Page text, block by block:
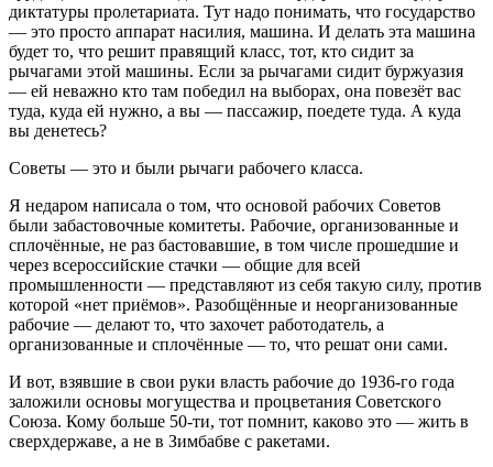
диктатуры пролетариата. Тут надо понимать, что государство
— это просто аппарат насилия, машина. И делать эта машина
будет то, что решит правящий класс, тот, кто сидит за
рычагами этой машины. Если за рычагами сидит буржуазия
— ей неважно кто там победил на выборах, она повезёт вас
туда, куда ей нужно, а вы — пассажир, поедете туда. А куда
вы денетесь?
Советы — это и были рычаги рабочего класса.
Я недаром написала о том, что основой рабочих Советов
были забастовочные комитеты. Рабочие, организованные и
сплочённые, не раз бастовавшие, в том числе прошедшие и
через всероссийские стачки — общие для всей
промышленности — представляют из себя такую силу, против
которой «нет приёмов». Разобщённые и неорганизованные
рабочие — делают то, что захочет работодатель, а
организованные и сплочённые — то, что решат они сами.
И вот, взявшие в свои руки власть рабочие до 1936-го года
заложили основы могущества и процветания Советского
Союза. Кому больше 50-ти, тот помнит, каково это — жить в
сверхдержаве, а не в Зимбабве с ракетами.